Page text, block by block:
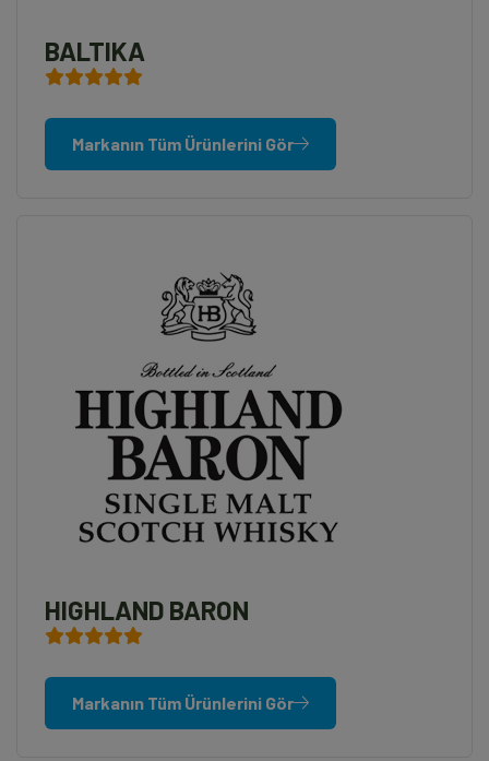
BALTIKA
Markanın Tüm Ürünlerini Gör
HIGHLAND BARON
Markanın Tüm Ürünlerini Gör